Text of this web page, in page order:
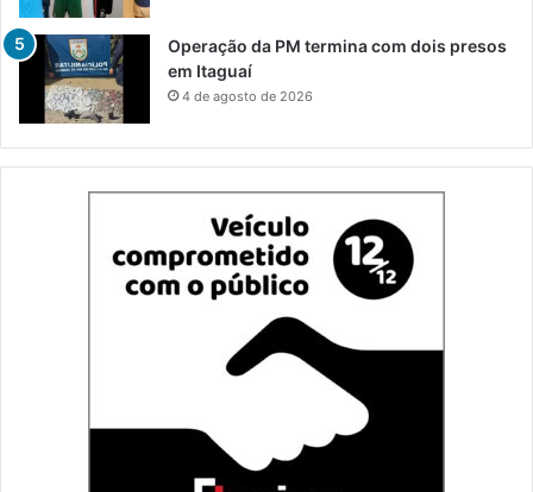
Operação da PM termina com dois presos
em Itaguaí
4 de agosto de 2026